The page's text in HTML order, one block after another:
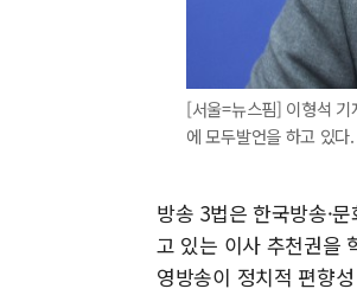
[서울=뉴스핌] 이형석
에 모두발언을 하고 있
방송 3법은 한국방송·
고 있는 이사 추천권을
영방송이 정치적 편향